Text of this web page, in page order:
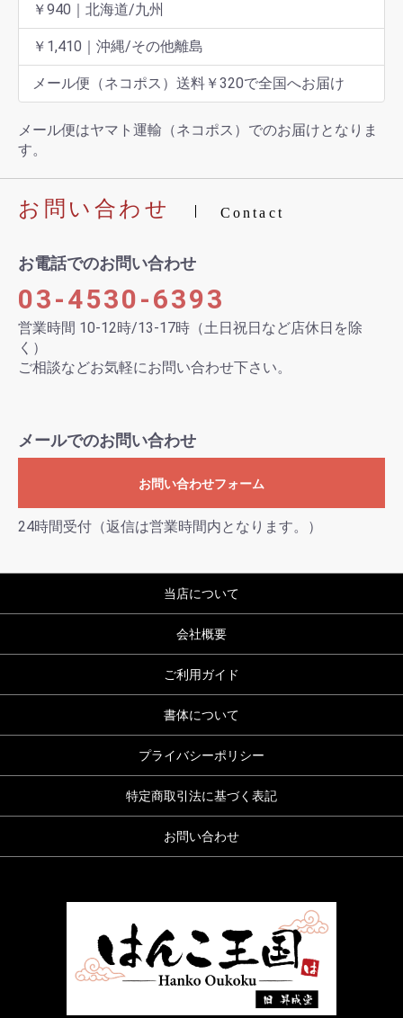
￥940｜北海道/九州
￥1,410｜沖縄/その他離島
メール便（ネコポス）送料￥320で全国へお届け
メール便はヤマト運輸（ネコポス）でのお届けとなりま
す。
お問い合わせ Contact
お電話でのお問い合わせ
03-4530-6393
営業時間 10-12時/13-17時（土日祝日など店休日を除
く）
ご相談などお気軽にお問い合わせ下さい。
メールでのお問い合わせ
お問い合わせフォーム
24時間受付（返信は営業時間内となります。）
当店について
会社概要
ご利用ガイド
書体について
プライバシーポリシー
特定商取引法に基づく表記
お問い合わせ